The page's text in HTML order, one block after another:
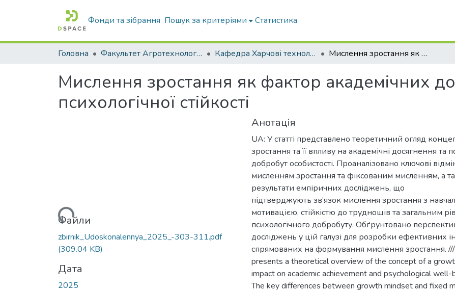
Фонди та зібрання Пошук за критеріями Статистика
Головна Факультет Агротехнологій та екології Кафедра Харчові технологіі та готельно-ресторанна справа Мислення зростання як фактор академічних досягнень та психологічної стійкості
Мислення зростання як фактор академічних
психологічної стійкості
Вантажиться...Файли
zbirnik_Udoskonalennya_2025_-303-311.pdf
(309.04 KB)
Дата
2025
Анотація
UA: У статті представлено теоретичний огляд
зростання та її впливу на академічні досягнення та
добробут особистості. Проаналізовано ключові
мисленням зростання та фіксованим мисленням, а
результати емпіричних досліджень, що
підтверджують зв’язок мислення зростання з
мотивацією, стійкістю до труднощів та загальним
психологічного добробуту. Обґрунтовано
досліджень у цій галузі для розробки ефективних
спрямованих на формування мислення зростання.
presents a theoretical overview of the concept of a
impact on academic achievement and psychological well-
The key differences between growth mindset and fixed